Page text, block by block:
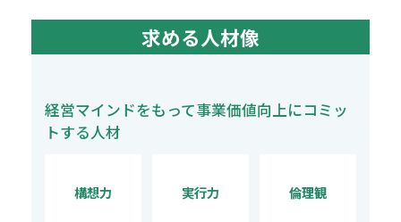
求める人材像
経営マインドをもって事業価値向上にコミッ
トする人材
構想力 実行力 倫理観